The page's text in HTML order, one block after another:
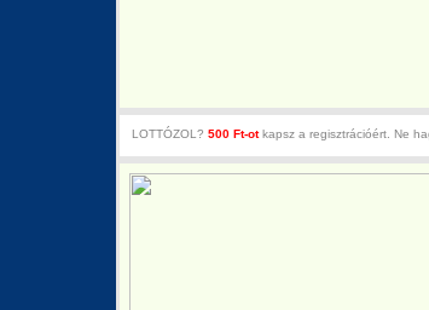
LOTTÓZOL? 500 Ft-otkapsz a regisztrációért. Ne